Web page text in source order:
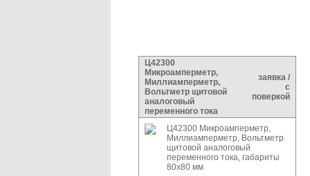
Ц42300
Микроамперметр,
Миллиамперметр,
Вольтметр щитовой
аналоговый
переменного тока
заявка /
с
поверкой
Ц42300 Микроамперметр,
Миллиамперметр, Вольтметр
щитовой аналоговый
переменного тока, габариты
80х80 мм